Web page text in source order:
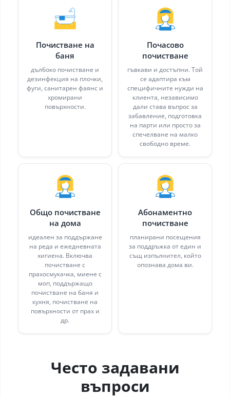
Почистване на
баня
дълбоко почистване и
дезинфекция на плочки,
фуги, санитарен фаянс и
хромирани
повърхности.
Почасово
почистване
гъвкави и достъпни. Той
се адаптира към
специфичните нужди на
клиента, независимо
дали става въпрос за
забавление, подготовка
на парти или просто за
спечелване на малко
свободно време.
Общо почистване
на дома
идеален за поддържане
на реда и ежедневната
хигиена. Включва
почистване с
прахосмукачка, миене с
моп, поддържащо
почистване на баня и
кухня, почистване на
повърхности от прах и
др.
Абонаментно
почистване
планирани посещения
за поддръжка от един и
същ изпълнител, който
опознава дома ви.
Често задавани
въпроси